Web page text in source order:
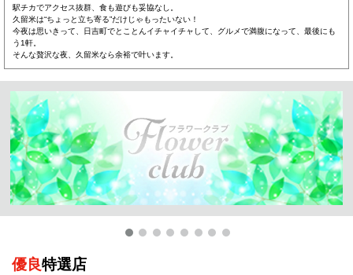
駅チカでアクセス抜群、食も遊びも妥協なし。
久留米は“ちょっと立ち寄る”だけじゃもったいない！
今夜は思いきって、日吉町でとことんイチャイチャして、グルメで満腹になって、最後にも
う1軒。
そんな贅沢な夜、久留米なら余裕で叶います。
優良特選店